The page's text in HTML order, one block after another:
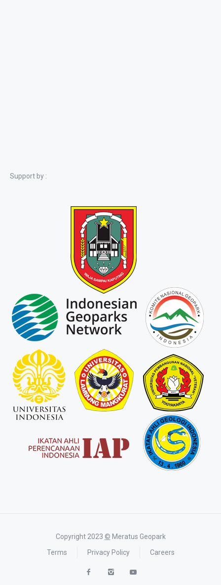
Support by :
Copyright 2023 © Meratus Geopark
Terms
Privacy Policy Careers